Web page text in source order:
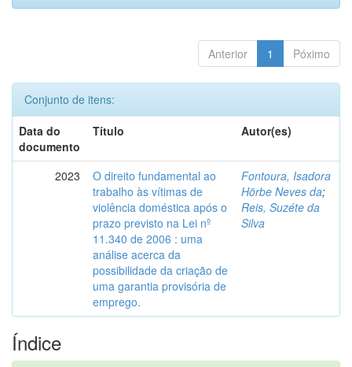
Anterior 1 Póximo
Conjunto de itens:
Data do
documento
Título Autor(es)
2023
O direito fundamental ao
trabalho às vítimas de
violência doméstica após o
prazo previsto na Lei nº
11.340 de 2006 : uma
análise acerca da
possibilidade da criação de
uma garantia provisória de
emprego.
Fontoura, Isadora
Hörbe Neves da;
Reis, Suzéte da
Silva
Índice